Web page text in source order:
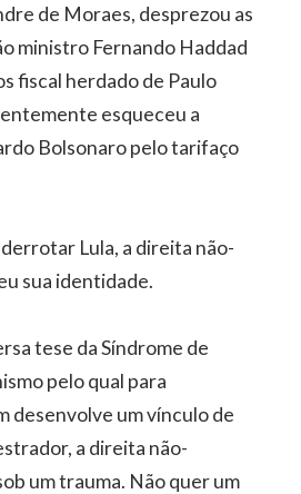
de Moraes, desprezou as
ministro Fernando Haddad
fiscal herdado de Paulo
esqueceu a
Bolsonaro pelo tarifaço
Lula, a direita não-
sua identidade.
tese da Síndrome de
pelo qual para
desenvolve um vínculo de
a direita não-
um trauma. Não quer um